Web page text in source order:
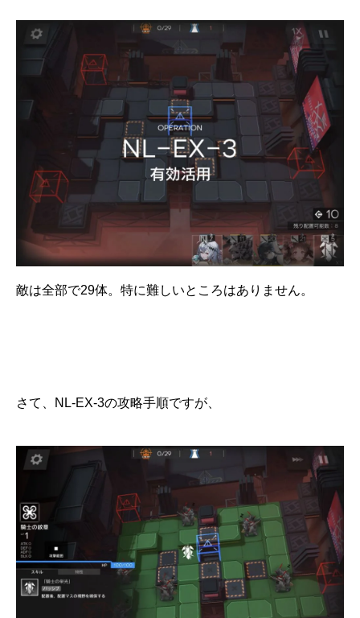
敵は全部で29体。特に難しいところはありません。
さて、NL-EX-3の攻略手順ですが、